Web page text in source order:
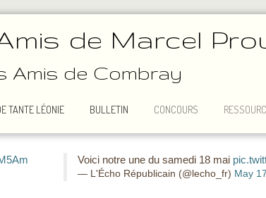
de Marcel
Amis de Combray
TANTE LÉONIE BULLETIN CONCOURS
Voici notre une du samedi 18 mai
— L'Écho Républicain (@lecho_fr) May